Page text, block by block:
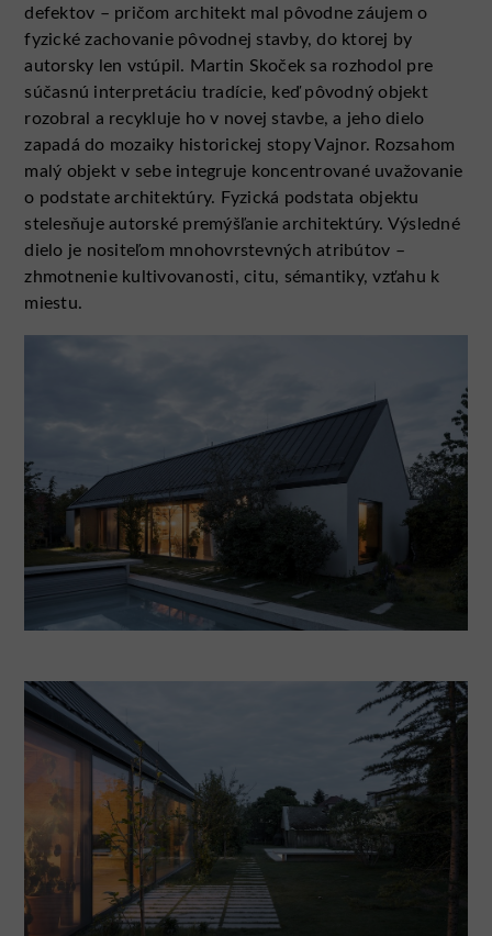
defektov – pričom architekt mal pôvodne záujem o
fyzické zachovanie pôvodnej stavby, do ktorej by
autorsky len vstúpil. Martin Skoček sa rozhodol pre
súčasnú interpretáciu tradície, keď pôvodný objekt
rozobral a recykluje ho v novej stavbe, a jeho dielo
zapadá do mozaiky historickej stopy Vajnor. Rozsahom
malý objekt v sebe integruje koncentrované uvažovanie
o podstate architektúry. Fyzická podstata objektu
stelesňuje autorské premýšľanie architektúry. Výsledné
dielo je nositeľom mnohovrstevných atribútov –
zhmotnenie kultivovanosti, citu, sémantiky, vzťahu k
miestu.